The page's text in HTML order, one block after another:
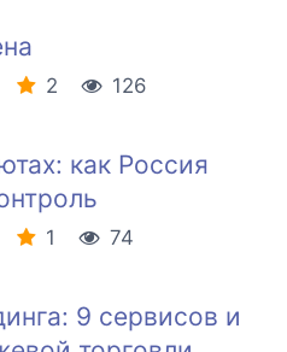
2
126
как Россия
1
74
9 сервисов и